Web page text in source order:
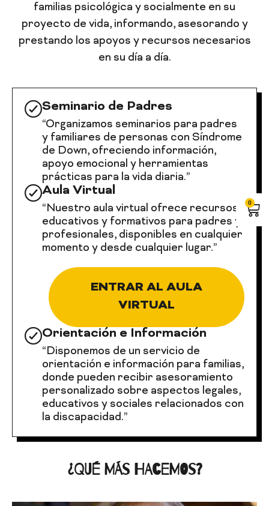
familias psicológica y socialmente en su
proyecto de vida, informando, asesorando y
prestando los apoyos y recursos necesarios
en su día a día.
Seminario de Padres
“Organizamos seminarios para padres
y familiares de personas con Síndrome
de Down, ofreciendo información,
apoyo emocional y herramientas
prácticas para la vida diaria.”
Aula Virtual
“Nuestro aula virtual ofrece recursos
educativos y formativos para padres y
profesionales, disponibles en cualquier
momento y desde cualquier lugar.”
ENTRAR AL AULA
VIRTUAL
Orientación e Información
“Disponemos de un servicio de
orientación e información para familias,
donde pueden recibir asesoramiento
personalizado sobre aspectos legales,
educativos y sociales relacionados con
la discapacidad.”
¿QUÉ MÁS HACEMOS?
0